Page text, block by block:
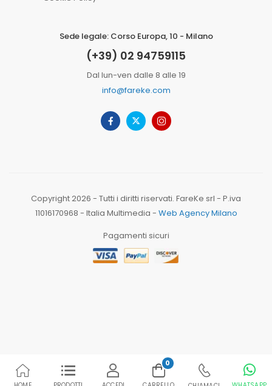
Sede legale: Corso Europa, 10 - Milano
(+39) 02 94759115
Dal lun-ven dalle 8 alle 19
info@fareke.com
Copyright 2026 - Tutti i diritti riservati. FareKe srl - P.iva
11016170968 - Italia Multimedia - Web Agency Milano
Pagamenti sicuri
0